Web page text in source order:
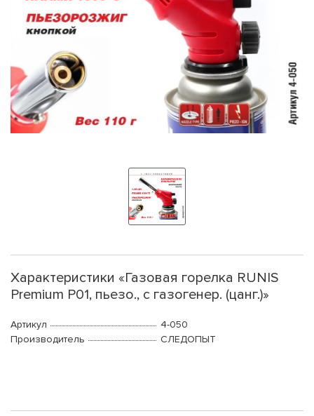
Характеристики «Газовая горелка RUNIS
Premium P01, пьезо., с газогенер. (цанг.)»
Артикул
4-050
Производитель
СЛЕДОПЫТ